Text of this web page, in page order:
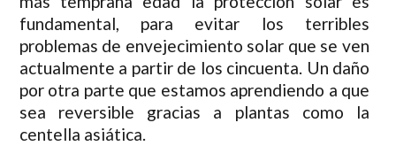
fundamental, para evitar los terribles
problemas de envejecimiento solar que se ven
actualmente a partir de los cincuenta. Un daño
por otra parte que estamos aprendiendo a que
sea reversible gracias a plantas como la
centella asiática.